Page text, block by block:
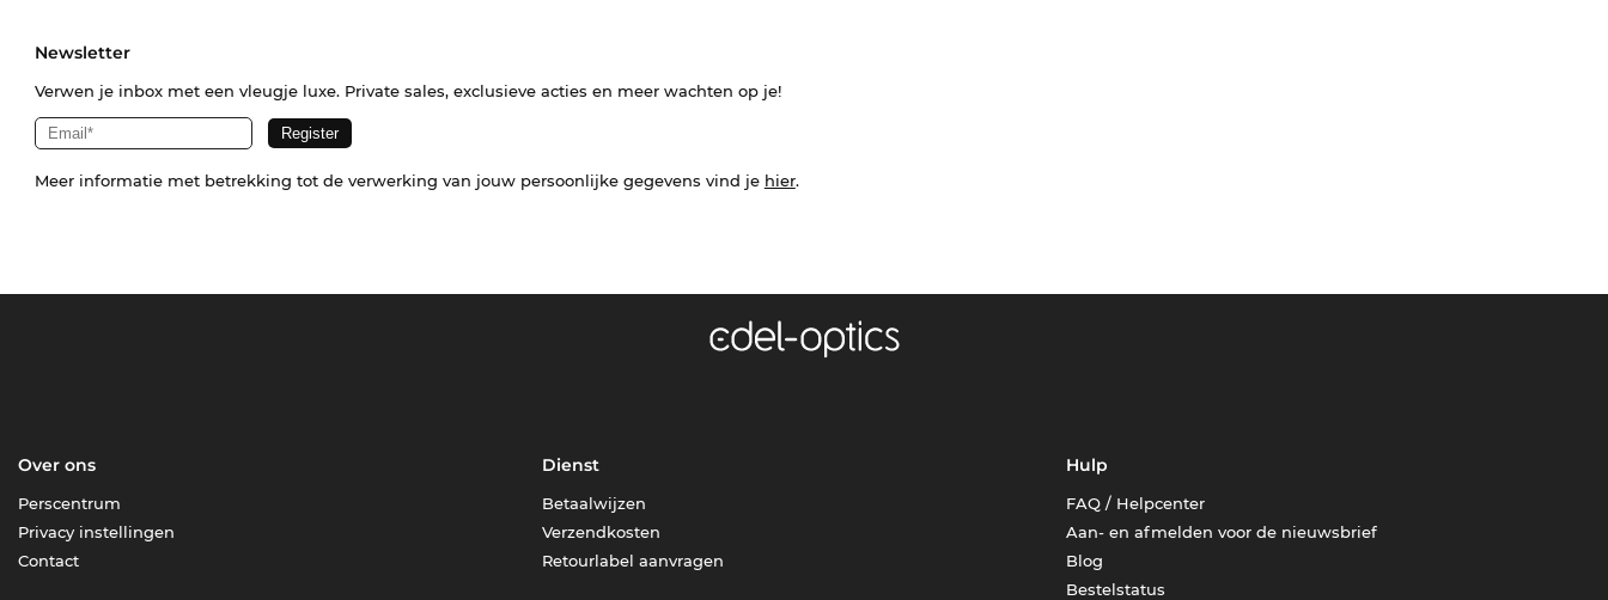
Newsletter
Verwen je inbox met een vleugje luxe. Private sales, exclusieve acties en meer wachten op je!
Meer informatie met betrekking tot de verwerking van jouw persoonlijke gegevens vind je hier.
Over ons
Perscentrum
Privacy instellingen
Contact
Dienst
Betaalwijzen
Verzendkosten
Retourlabel aanvragen
Hulp
FAQ / Helpcenter
Aan- en afmelden voor de nieuwsbrief
Blog
Bestelstatus